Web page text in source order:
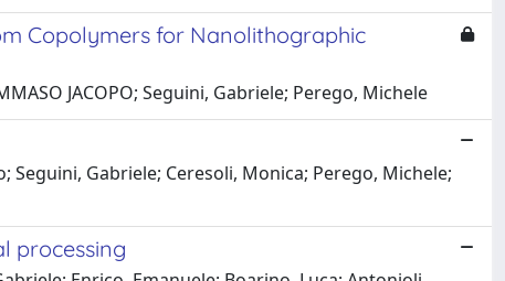
Copolymers for Nanolithographic
JACOPO; Seguini, Gabriele; Perego, Michele
Seguini, Gabriele; Ceresoli, Monica; Perego, Michele;
processing